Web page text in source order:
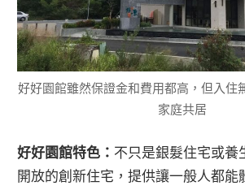
好好園館雖然保證金和費用都高，但入住
家庭共居
好好園館特色： 不只是銀髮住宅或養
開放的創新住宅，提供讓一般人都能